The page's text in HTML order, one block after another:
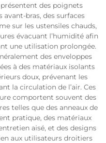
des poignets
bras, des surfaces
sur les ustensiles chauds,
évacuant l’humidité afin
une utilisation prolongée.
des enveloppes
à des matériaux isolants
doux, prévenant les
la circulation de l’air. Ces
comportent souvent des
telles que des anneaux de
pratique, des matériaux
aisé, et des designs
aux utilisateurs droitiers